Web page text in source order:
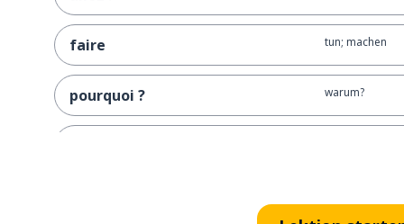
faire tun; machen
pourquoi ? warum?